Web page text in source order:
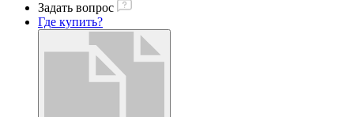
Задать вопрос
Где купить?